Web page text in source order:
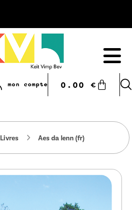
0.00 €
mon compte
Livres Aes da lenn (fr)